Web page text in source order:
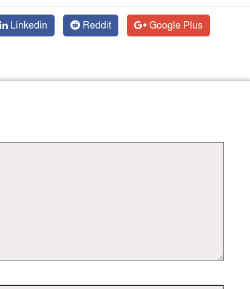
Linkedin Reddit
Google Plus